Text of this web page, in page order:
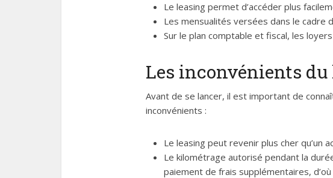
Le leasing permet d’accéder plus
Les mensualités versées dans le cadre
Sur le plan comptable et fiscal, les
Les inconvénients
Avant de se lancer, il est important de
inconvénients :
Le leasing peut revenir plus cher qu’un
Le kilométrage autorisé pendant la
paiement de frais supplémentaires,